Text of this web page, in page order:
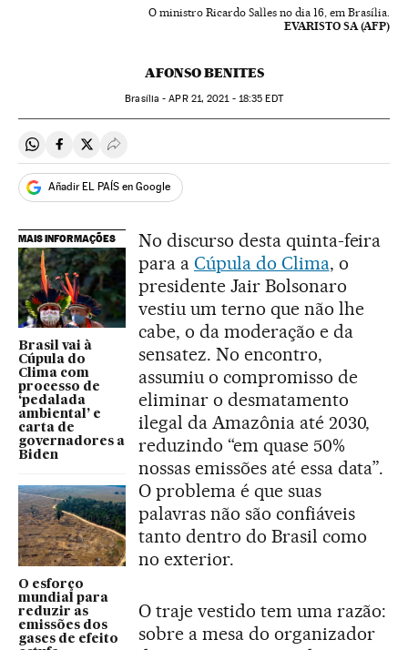
O ministro Ricardo Salles no dia 16, em Brasília.
EVARISTO SA (AFP)
AFONSO BENITES
Brasília -APR21, 2021 - 18:35 EDT
Compartir en Whatsapp
Compartir en Facebook
Compartir en Twitter
Desplegar Redes Sociales
Añadir EL PAÍS en Google
MAIS INFORMAÇÕES
Brasil vai à
Cúpula do
Clima com
processo de
‘pedalada
ambiental’ e
carta de
governadores a
Biden
O esforço
mundial para
reduzir as
emissões dos
gases de efeito
No discurso desta quinta-feira
para a Cúpula do Clima, o
presidente Jair Bolsonaro
vestiu um terno que não lhe
cabe, o da moderação e da
sensatez. No encontro,
assumiu o compromisso de
eliminar o desmatamento
ilegal da Amazônia até 2030,
reduzindo “em quase 50%
nossas emissões até essa data”.
O problema é que suas
palavras não são confiáveis
tanto dentro do Brasil como
no exterior.
O traje vestido tem uma razão:
sobre a mesa do organizador